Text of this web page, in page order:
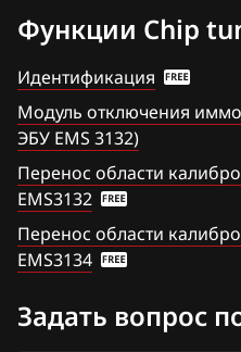
GAC
Geely
Genesis
GMC
Great Wall
Groz
Функции Chip
Идентификация
Модуль отключения
ЭБУ EMS 3132)
Перенос области
EMS3132
Перенос области
EMS3134
Задать вопрос